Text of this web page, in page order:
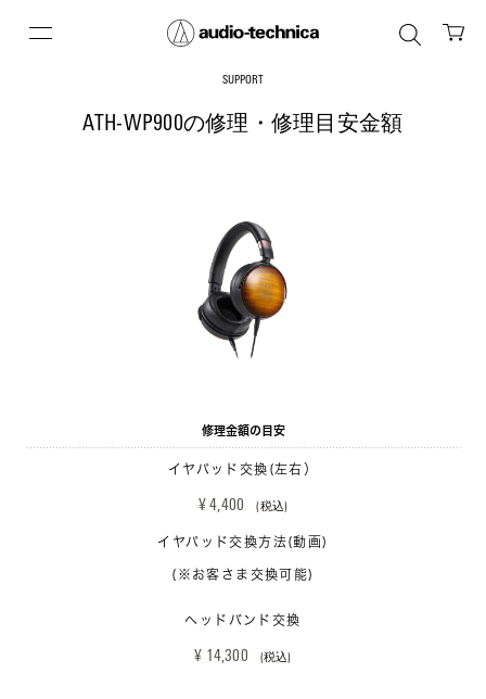
SUPPORT
ATH-WP900の修理・修理目安金額
修理金額の目安
イヤパッド交換(左右）
¥ 4,400 (税込)
イヤパッド交換方法(動画)
(※お客さま交換可能)
ヘッドバンド交換
¥ 14,300 (税込)